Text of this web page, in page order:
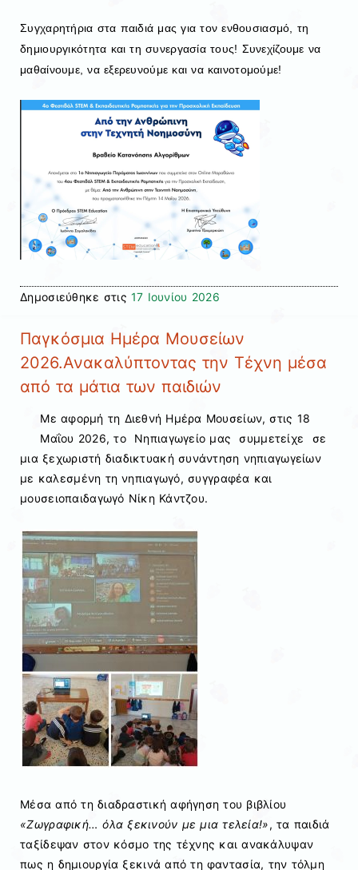
Συγχαρητήρια στα παιδιά μας για τον ενθουσιασμό, τη
δημιουργικότητα και τη συνεργασία τους! Συνεχίζουμε να
μαθαίνουμε, να εξερευνούμε και να καινοτομούμε!
Δημοσιεύθηκε στις 17 Ιουνίου 2026
Παγκόσμια Ημέρα Μουσείων
2026.Ανακαλύπτοντας την Τέχνη μέσα
από τα μάτια των παιδιών
Με αφορμή τη Διεθνή Ημέρα Μουσείων, στις 18
Μαΐου 2026, το Νηπιαγωγείο μας συμμετείχε σε
μια ξεχωριστή διαδικτυακή συνάντηση νηπιαγωγείων
με καλεσμένη τη νηπιαγωγό, συγγραφέα και
μουσειοπαιδαγωγό Νίκη Κάντζου.
Μέσα από τη διαδραστική αφήγηση του βιβλίου
«Ζωγραφική… όλα ξεκινούν με μια τελεία!», τα παιδιά
ταξίδεψαν στον κόσμο της τέχνης και ανακάλυψαν
πως η δημιουργία ξεκινά από τη φαντασία, την τόλμη